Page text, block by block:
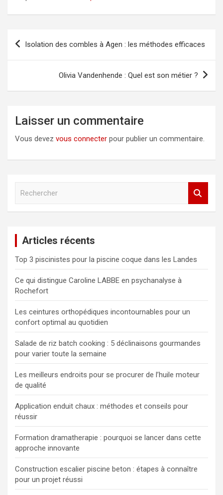
Navigation
de
Isolation des combles à Agen : les méthodes efficaces
Olivia Vandenhende : Quel est son métier ?
Laisser un commentaire
Vous devez vous connecter pour publier un commentaire.
c
h
e
r
Articles récents
Top 3 piscinistes pour la piscine coque dans les Landes
Ce qui distingue Caroline LABBE en psychanalyse à
Rochefort
Les ceintures orthopédiques incontournables pour un
confort optimal au quotidien
Salade de riz batch cooking : 5 déclinaisons gourmandes
pour varier toute la semaine
Les meilleurs endroits pour se procurer de l’huile moteur
de qualité
Application enduit chaux : méthodes et conseils pour
réussir
Formation dramatherapie : pourquoi se lancer dans cette
approche innovante
Construction escalier piscine beton : étapes à connaître
pour un projet réussi